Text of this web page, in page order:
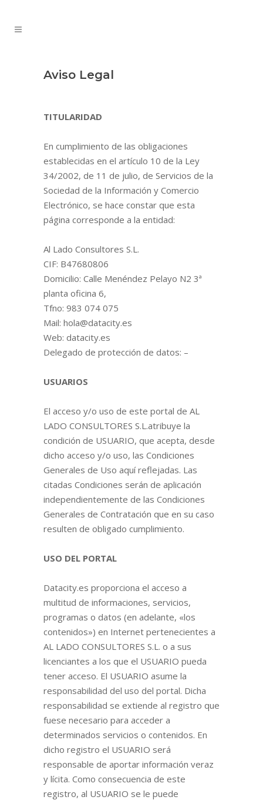
Aviso Legal
TITULARIDAD
En cumplimiento de las obligaciones
establecidas en el artículo 10 de la Ley
34/2002, de 11 de julio, de Servicios de la
Sociedad de la Información y Comercio
Electrónico, se hace constar que esta
página corresponde a la entidad:
Al Lado Consultores S.L.
CIF: B47680806
Domicilio: Calle Menéndez Pelayo N2 3ª
planta oficina 6,
Tfno: 983 074 075
Mail: hola@datacity.es
Web: datacity.es
Delegado de protección de datos: –
USUARIOS
El acceso y/o uso de este portal de AL
LADO CONSULTORES S.L.atribuye la
condición de USUARIO, que acepta, desde
dicho acceso y/o uso, las Condiciones
Generales de Uso aquí reflejadas. Las
citadas Condiciones serán de aplicación
independientemente de las Condiciones
Generales de Contratación que en su caso
resulten de obligado cumplimiento.
USO DEL PORTAL
Datacity.es proporciona el acceso a
multitud de informaciones, servicios,
programas o datos (en adelante, «los
contenidos») en Internet pertenecientes a
AL LADO CONSULTORES S.L. o a sus
licenciantes a los que el USUARIO pueda
tener acceso. El USUARIO asume la
responsabilidad del uso del portal. Dicha
responsabilidad se extiende al registro que
fuese necesario para acceder a
determinados servicios o contenidos. En
dicho registro el USUARIO será
responsable de aportar información veraz
y lícita. Como consecuencia de este
registro, al USUARIO se le puede